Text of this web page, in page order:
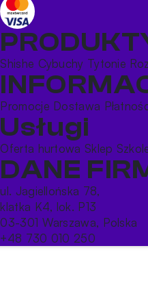
Shishe Cybuchy Tytonie
Promocje Dostawa
Usługi
Oferta hurtowa Sklep
DANE
ul. Jagiellońska 78,
klatka K4, lok. P13
03-301 Warszawa, Polska
+48 730 010 250